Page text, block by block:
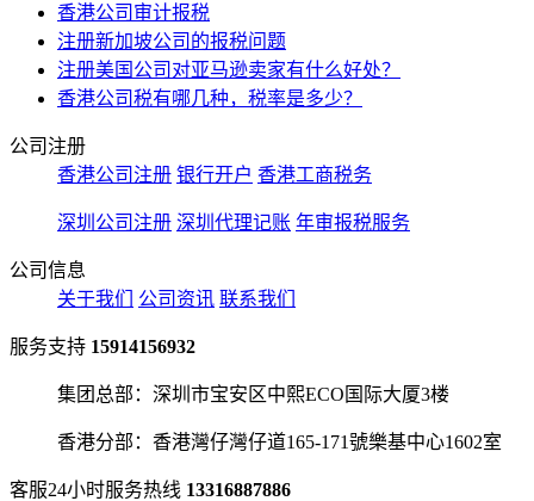
香港公司审计报税
注册新加坡公司的报税问题
注册美国公司对亚马逊卖家有什么好处？
香港公司税有哪几种，税率是多少？
公司注册
香港公司注册 银行开户 香港工商税务
深圳公司注册 深圳代理记账 年审报税服务
公司信息
关于我们
公司资讯 联系我们
服务支持 15914156932
集团总部：深圳市宝安区中熙ECO国际大厦3楼
香港分部：香港灣仔灣仔道165-171號樂基中心1602室
客服24小时服务热线 13316887886